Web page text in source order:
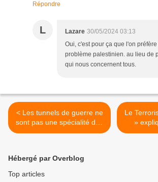
Répondre
L Lazare 30/05/2024 03:13
Oui, c'est pour ça que l'on
problème palestinien. au lieu de
qui nous concernent tous.
< Les tunnels de guerre ne
sont pas une spécialité des
Arabes du Hamas
Le
Hébergé par Overblog
Top articles